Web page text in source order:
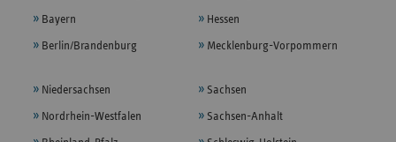
Bayern
Berlin/Brandenburg
Hessen
Mecklenburg-Vorpommern
Niedersachsen
Nordrhein-Westfalen
Sachsen
Sachsen-Anhalt